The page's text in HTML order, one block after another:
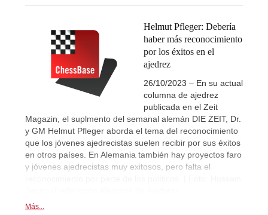
Helmut Pfleger: Debería
haber más reconocimiento
por los éxitos en el
ajedrez
26/10/2023 – En su actual
columna de ajedrez
publicada en el Zeit
Magazin, el suplmento del semanal alemán DIE ZEIT, Dr.
y GM Helmut Pfleger aborda el tema del reconocimiento
que los jóvenes ajedrecistas suelen recibir por sus éxitos
en otros países. En Alemania también hay proyectos faro
y jóvenes ajedrecistas muy exitosos, pero falta el
Más...